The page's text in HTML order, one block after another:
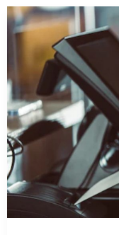
foute
bedragen
op
de
kassabon!